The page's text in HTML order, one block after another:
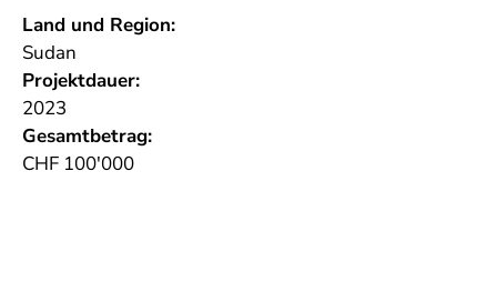
Land und Region:
Sudan
Projektdauer:
2023
Gesamtbetrag:
CHF 100'000